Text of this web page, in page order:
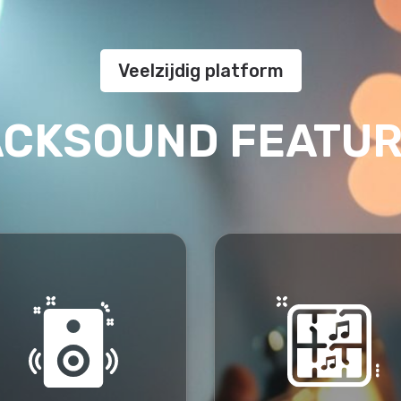
Veelzijdig platform